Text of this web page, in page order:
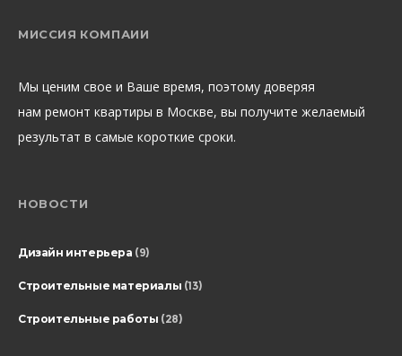
МИССИЯ КОМПАИИ
Мы ценим свое и Ваше время, поэтому доверяя
нам ремонт квартиры в Москве, вы получите желаемый
результат в самые короткие сроки.
НОВОСТИ
Дизайн интерьера (9)
Строительные материалы (13)
Строительные работы (28)